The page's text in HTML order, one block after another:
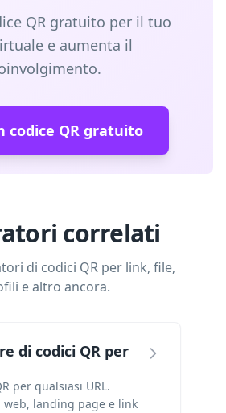
QR gratuito per il tuo
e aumenta il
codice QR gratuito
correlati
di codici QR per link, file,
e altro ancora.
di codici QR per
per qualsiasi URL.
web, landing page e link